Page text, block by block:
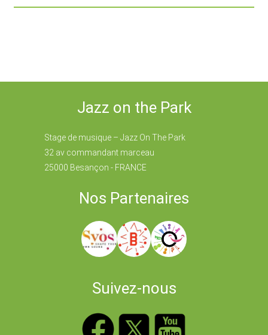
Jazz on the Park
Stage de musique – Jazz On The Park
32 av commandant marceau
25000 Besançon - FRANCE
Nos Partenaires
Suivez-nous